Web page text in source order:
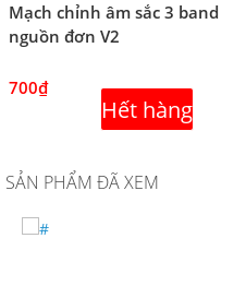
Mạch chỉnh âm sắc 3 band
nguồn đơn V2
700₫
Hết hàng
SẢN PHẨM ĐÃ XEM